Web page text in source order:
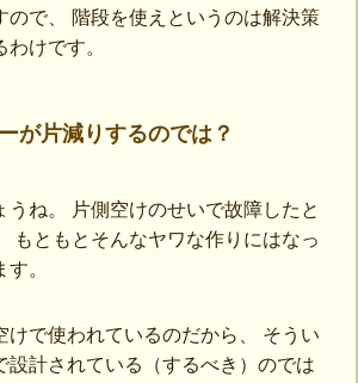
ので、 階段を使えというのは解決策
けです。
が片減りするのでは？
うね。 片側空けのせいで故障したと
もともとそんなヤワな作りにはなっ
。
けで使われているのだから、 そうい
設計されている（するべき）のでは